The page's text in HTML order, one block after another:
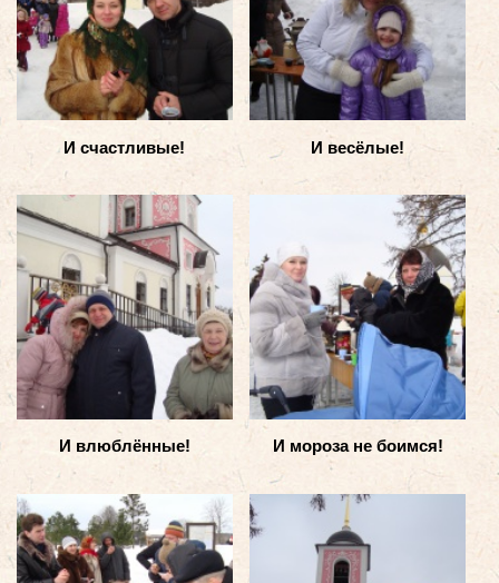
И счастливые! И весёлые!
И влюблённые! И мороза не боимся!